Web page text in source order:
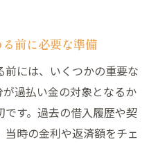
前に必要な準備
には、いくつかの重要な
過払い金の対象となるか
す。過去の借入履歴や契
時の金利や返済額をチェ